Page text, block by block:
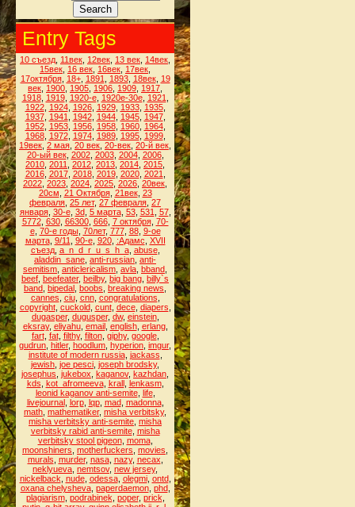
Entry Tags
10 съезд 11век 12век 13 век 14век
15век 16 век 16век 17век
17октября, 18+, 1891 1893, 18век, 19
век 1900 1905 1906 1909 1917
1918, 1919, 1920-е, 1920е-30е, 1921
1922, 1924, 1926, 1929, 1933, 1935,
1937, 1941 1942, 1944, 1945, 1947,
1952, 1953, 1956, 1958, 1960, 1964,
1968, 1972, 1974, 1989, 1995, 1999,
19век 2 мая 20 век 20-век 20-й век
20-ый век, 2002, 2003, 2004, 2006,
2010 2011 2012 2013 2014 2015
2016, 2017, 2018, 2019, 2020, 2021
2022 2023 2024 2025 2026 20век
20см 21 Октября, 21век, 23
февраля 25 лет, 27 февраля 27
января, 30-е, 3d, 5 марта, 53, 531 57,
5772, 630, 66300, 666, 7 октября, 70-
е, 70-е годы, 70лет, 777, 88, 9-ое
марта, 9/11 90-е, 920, :Адамс XVII
съезд, a_n_d_r_u_s_h_a, abuse,
aladdin_sane anti-russian anti-
semitism anticlericalism avla bband
beef beefeater, beilby, big bang billy`s
band bipedal boobs breaking news
cannes ciu, cnn, congratulations
copyright, cuckold, cunt, dece, diapers
dugasper, dugusper, dw, einstein,
eksray, eliyahu, email, english, erlang,
fart, fat, filthy, filton, giphy, google,
gudrun hitler, hoodlum hyperion imgur,
institute of modern russia, jackass
jewish joe pesci joseph brodsky,
josephus jukebox kaganov, kazhdan
kds kot_afromeeva, krall, lenkasm,
leonid kaganov anti-semite, life,
livejournal, lorp, lqp, mad, madonna,
math mathematiker, misha verbitsky,
misha verbitsky anti-semite misha
verbitsky rabid anti-semite, misha
verbitsky stool pigeon, moma,
moonshiners motherfuckers movies
murals murder, nasa, nazy, necax
neklyueva nemtsov, new jersey,
nickelback nude, odessa, olegmi, ontd,
oxana chelysheva, paperdaemon, phd,
plagiarism, podrabinek poper, prick